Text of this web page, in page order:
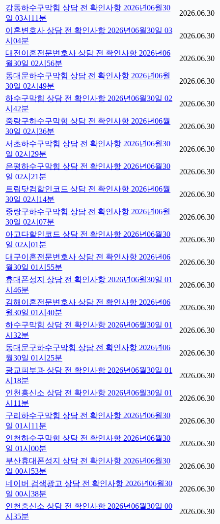
강동하수구막힘 상담 전 확인사항 2026년06월30
일 03시11분
2026.06.30
이혼변호사 상담 전 확인사항 2026년06월30일 03
시04분
2026.06.30
대전이혼전문변호사 상담 전 확인사항 2026년06
월30일 02시56분
2026.06.30
동대문하수구막힘 상담 전 확인사항 2026년06월
30일 02시49분
2026.06.30
하수구막힘 상담 전 확인사항 2026년06월30일 02
시42분
2026.06.30
중랑구하수구막힘 상담 전 확인사항 2026년06월
30일 02시36분
2026.06.30
서초하수구막힘 상담 전 확인사항 2026년06월30
일 02시29분
2026.06.30
은평하수구막힘 상담 전 확인사항 2026년06월30
일 02시21분
2026.06.30
트립닷컴할인코드 상담 전 확인사항 2026년06월
30일 02시14분
2026.06.30
중랑구하수구막힘 상담 전 확인사항 2026년06월
30일 02시07분
2026.06.30
아고다할인코드 상담 전 확인사항 2026년06월30
일 02시01분
2026.06.30
대구이혼전문변호사 상담 전 확인사항 2026년06
월30일 01시55분
2026.06.30
휴대폰성지 상담 전 확인사항 2026년06월30일 01
시46분
2026.06.30
김해이혼전문변호사 상담 전 확인사항 2026년06
월30일 01시40분
2026.06.30
하수구막힘 상담 전 확인사항 2026년06월30일 01
시32분
2026.06.30
동대문구하수구막힘 상담 전 확인사항 2026년06
월30일 01시25분
2026.06.30
광교피부과 상담 전 확인사항 2026년06월30일 01
시18분
2026.06.30
인천흥신소 상담 전 확인사항 2026년06월30일 01
시11분
2026.06.30
구리하수구막힘 상담 전 확인사항 2026년06월30
일 01시11분
2026.06.30
인천하수구막힘 상담 전 확인사항 2026년06월30
일 01시00분
2026.06.30
부산휴대폰성지 상담 전 확인사항 2026년06월30
일 00시53분
2026.06.30
네이버 검색광고 상담 전 확인사항 2026년06월30
일 00시38분
2026.06.30
인천흥신소 상담 전 확인사항 2026년06월30일 00
시35분
2026.06.30